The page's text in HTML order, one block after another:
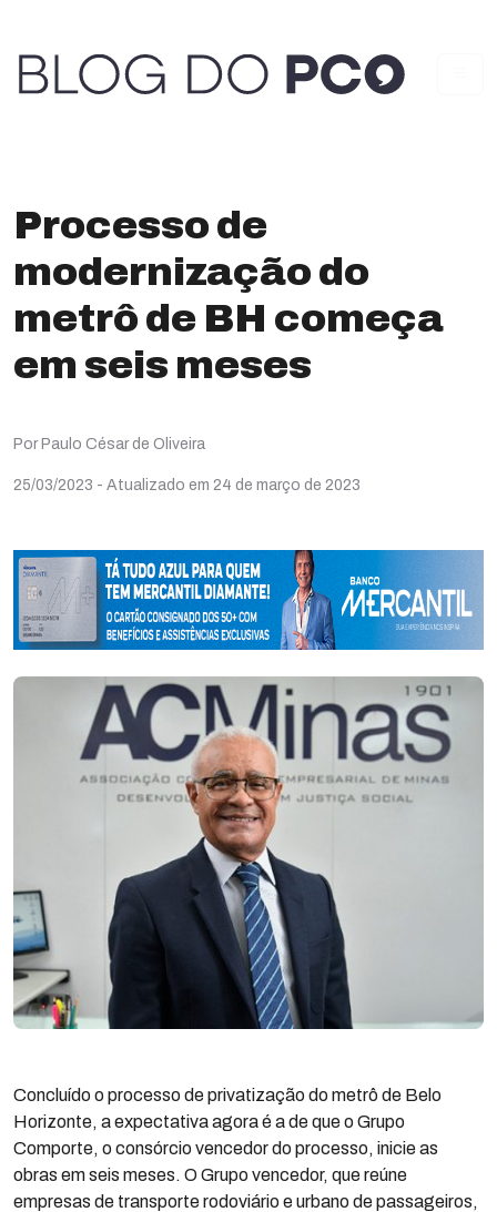
Processo de
modernização do
metrô de BH começa
em seis meses
Por Paulo César de Oliveira
25/03/2023 - Atualizado em 24 de março de 2023
Concluído o processo de privatização do metrô de Belo
Horizonte, a expectativa agora é a de que o Grupo
Comporte, o consórcio vencedor do processo, inicie as
obras em seis meses. O Grupo vencedor, que reúne
empresas de transporte rodoviário e urbano de passageiros,